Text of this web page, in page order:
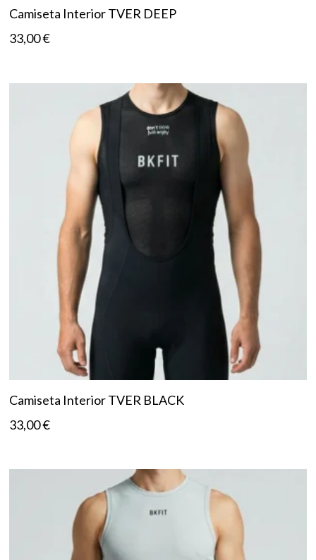
Camiseta Interior TVER DEEP
33,00€
Camiseta Interior TVER BLACK
33,00€